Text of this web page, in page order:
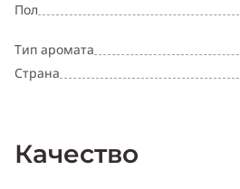
Пол
Тип аромата
Страна
Качество